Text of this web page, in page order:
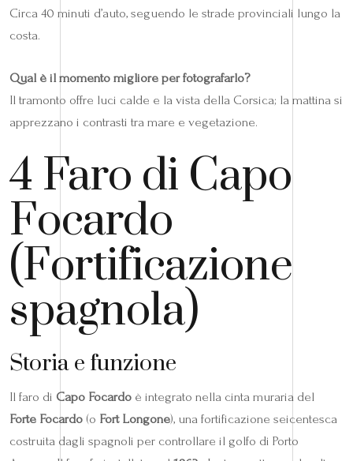
Circa 40 minuti d’auto, seguendo le strade provinciali lungo la
costa.
Qual è il momento migliore per fotografarlo?
Il tramonto offre luci calde e la vista della Corsica; la mattina si
apprezzano i contrasti tra mare e vegetazione.
4 Faro di Capo
Focardo
(Fortificazione
spagnola)
Storia e funzione
Il faro di Capo Focardo è integrato nella cinta muraria del
Forte Focardo (o Fort Longone), una fortificazione seicentesca
costruita dagli spagnoli per controllare il golfo di Porto